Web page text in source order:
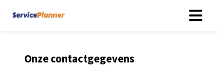
Onzecontactgegevens